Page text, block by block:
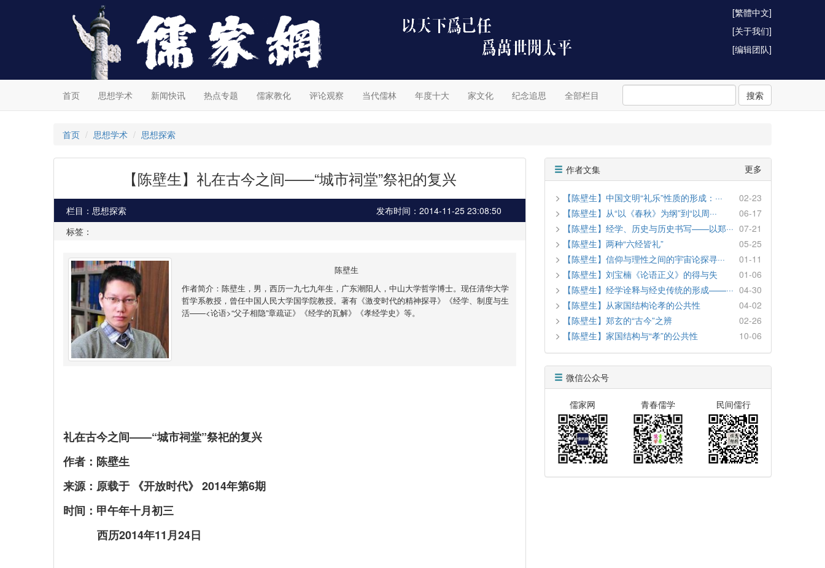
[繁體中文]
[关于我们]
[编辑团队]
首页 思想学术 新闻快讯 热点专题 儒家教化 评论观察 当代儒林 年度十大 家文化 纪念追思 全部栏目 搜索
首页 思想学术 思想探索
【陈壁生】礼在古今之间——“城市祠堂”祭祀的复兴
栏目：思想探索
发布时间：2014-11-25 23:08:50
标签：
陈壁生
作者简介：陈壁生，男，西历一九七九年生，广东潮阳人，中山大学哲学博士。现任清华大学
哲学系教授，曾任中国人民大学国学院教授。著有《激变时代的精神探寻》《经学、制度与生
活——<论语>“父子相隐”章疏证》《经学的瓦解》《孝经学史》等。
礼在古今之间——“城市祠堂”祭祀的复兴
作者：陈壁生
来源：原载于 《开放时代》 2014年第6期
时间：甲午年十月初三
西历2014年11月24日
作者文集 更多
【陈壁生】中国文明“礼乐”性质的形成：···
02-23
【陈壁生】从“以《春秋》为纲”到“以周···
06-17
【陈壁生】经学、历史与历史书写——以郑··· 07-21
【陈壁生】两种“六经皆礼”
05-25
【陈壁生】信仰与理性之间的宇宙论探寻···
01-11
【陈壁生】刘宝楠《论语正义》的得与失
01-06
【陈壁生】经学诠释与经史传统的形成——··· 04-30
【陈壁生】从家国结构论孝的公共性
04-02
【陈壁生】郑玄的“古今”之辨
02-26
【陈壁生】家国结构与“孝”的公共性
10-06
微信公众号
儒家网 青春儒学 民间儒行